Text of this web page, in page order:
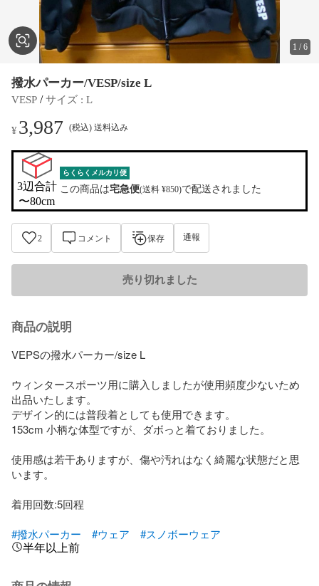
1 /6
撥水パーカー/VESP/size L
VESP / サイズ : L
¥3,987 (税込) 送料込み
3辺合計
〜80cm
らくらくメルカリ便
この商品は宅急便(送料 ¥850)で配送されました
2 コメント 保存 通報
売り切れました
商品の説明
VEPSの撥水パーカー/size L
ウィンタースポーツ用に購入しましたが使用頻度少ないため
出品いたします。
デザイン的には普段着としても使用できます。
153cm 小柄な体型ですが、ダボっと着ておりました。
使用感は若干ありますが、傷や汚れはなく綺麗な状態だと思
います。
着用回数:5回程
#撥水パーカー
#ウェア #スノボーウェア
半年以上前